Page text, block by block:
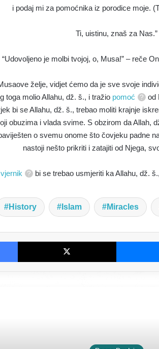
i podaj mi za pomoćnika iz porodice moje.
Ti, uistinu, znaš za Nas.”
“Udovoljeno je molbi tvojoj, o, Musa!” – reče
želje, vidjet ćemo da je sve svoje
toga molio Allahu, dž. š., i tražio pomoć od
bi se Allahu, dž. š., trebao moliti krajnje
obuzima i vlada svime. S obzirom da Allah,
o svemu onome što čovjeku padne
nastoji nešto prikriti i zatajiti od Njega,
vjernik bi se trebao usmjeriti ka Allahu, dž.
History Islam Miracles
Facebook X